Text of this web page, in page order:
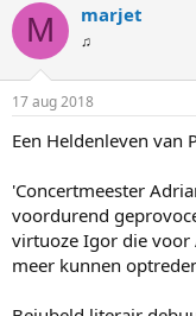
M marjet
♫
17 aug 2018
Een Heldenleven van
'Concertmeester
voordurend
virtuoze Igor die
meer kunnen